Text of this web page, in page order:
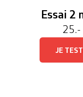
Essai 2
25.-
JE